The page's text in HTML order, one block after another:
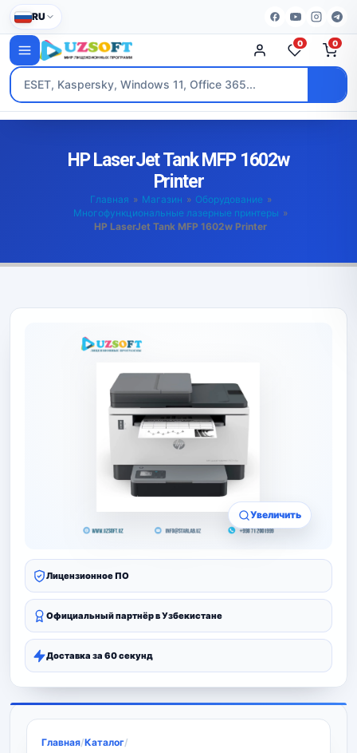
RU
0 0
HP LaserJet Tank MFP 1602w
Printer
Главная » Магазин » Оборудование »
Многофункциональные лазерные принтеры »
HP LaserJet Tank MFP 1602w Printer
Увеличить
Лицензионное ПО
Официальный партнёр в Узбекистане
Доставка за 60 секунд
Главная/Каталог/